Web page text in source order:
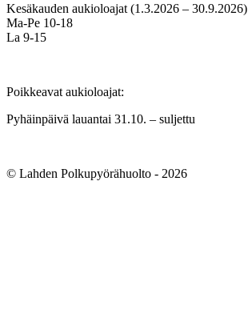
Kesäkauden aukioloajat (1.3.2026 – 30.9.2026)
Ma-Pe 10-18
La 9-15
Poikkeavat aukioloajat:
Pyhäinpäivä lauantai 31.10. – suljettu
© Lahden Polkupyörähuolto - 2026